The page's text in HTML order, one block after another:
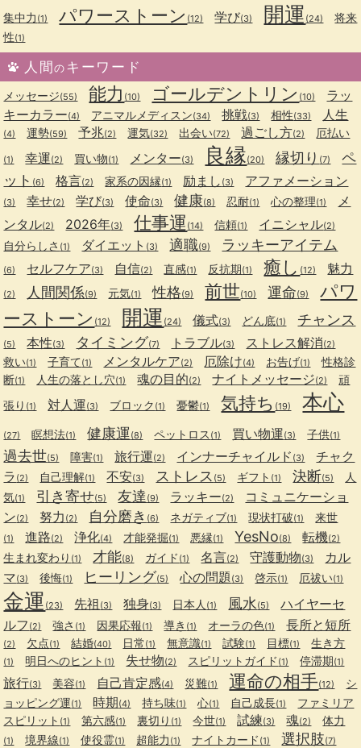
集中力 (1) パワーストーン (12) 学び(3) 開運 (24)
将来
性(1)
人間のキーワード
メッセージ(55) 能力 (10) ゴールデントリン (10)
ラッ
キーカラー(4) アニマルメディスン(34) 挑戦(3) 相性(33) 人生
(4) 運勢(59) 予兆(2) 運気(32) 出会い(72) 過ごし方(2) 厄払い
(1) 幸運(2) 買い物(1) メンター(3) 良縁(20) 縁切り (7)
ペ
ット (6) 格言(2) 家系の因縁(1) 励まし (3) アファメーション
(3) 幸せ(2) 学び(3) 使命(3) 健康(8) 忍耐(1) 心の整理(1)
メ
ンタル(2) 2026年(3) 仕事運 (14) 信頼(1) イニシャル(2)
自分らしさ (1) ダイエット (3) 適職(9) ラッキーアイテム
(6) セルフケア(3) 自信(2) 直感(1) 反抗期(1) 癒し (12) 魅力
(2) 人間関係(9) 元気(1) 性格(9) 前世(10) 運命(9)
パワ
ーストーン (12) 開運 (24) 儀式(3) どん底(1) チャンス
(5) 本性(3) タイミング(7) トラブル(3) ストレス解消(2)
救い(1) 子育て(1) メンタルケア(2) 厄除け(4) お告げ(1)
性格診
断(1) 人生の落とし穴(1) 魂の目的(2) ナイトメッセージ(2)
頑
張り (1) 対人運(3) ブロック (1) 憂鬱(1) 気持ち (19) 本心
(27) 瞑想法(1) 健康運(8) ペットロス (1) 買い物運(3) 子供(1)
過去世(5) 障害(1) 旅行運(2) インナーチャイルド (3)
チャク
ラ (2) 自己理解(1) 不安(3) ストレス (5) ギフト (1) 決断(5)
人
気(1) 引き寄せ(5) 友達 (9) ラッキー(2)
コミュニケーショ
ン(2) 努力 (2) 自分磨き (6) ネガティブ(1) 現状打破(1) 来世
(1) 進路(2) 浄化(4) 才能発掘(1) 悪縁(1) YesNo(8) 転機(2)
生まれ変わり (1) 才能(8) ガイド (1) 名言(2) 守護動物(3)
カル
マ(3) 後悔(1) ヒーリング(5) 心の問題 (3) 啓示(1) 厄祓い(1)
金運 (23) 先祖 (3) 独身(3) 日本人 (1) 風水(5)
ハイヤーセ
ルフ (2) 強さ (1) 因果応報(1) 導き (1) オーラの色(1) 長所と短所
(2) 欠点(1) 結婚(40) 日常 (1) 無意識(1) 試験(1) 目標(1) 生き方
(1) 明日へのヒント (1) 失せ物(2) スピリットガイド (1) 停滞期(1)
旅行(3) 美容(1) 自己肯定感(4) 災難(1) 運命の相手(12)
シ
ョッピング運(1) 時期(4) 持ち味(1) 心(1) 自己成長(1)
ファミリア
スピリット (1) 第六感(1) 裏切り (1) 今世(1) 試練(3) 魂(2) 体力
(1) 境界線(1) 使役霊(1) 超能力 (1) ナイトカード (1) 選択肢(7)